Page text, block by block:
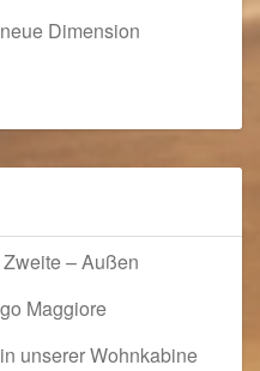
Dimension
– Außen
Maggiore
unserer Wohnkabine